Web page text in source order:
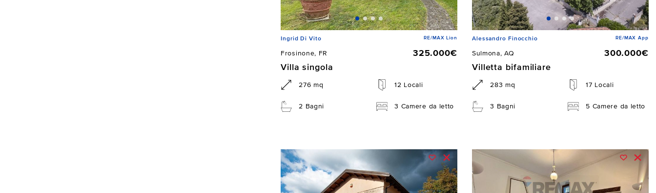
Ingrid Di Vito RE/MAX Lion
Frosinone, FR
325.000€
Villa singola
276 mq 12 Locali
2 Bagni 3 Camere da letto
Alessandro Finocchio RE/MAX App
Sulmona, AQ
300.000€
Villetta bifamiliare
283 mq 17 Locali
3 Bagni 5 Camere da letto